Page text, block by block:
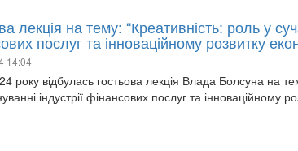
лекція на тему: “Креативність: роль у
послуг та інноваційному розвитку
14:04
року відбулась гостьова лекція Влада Болсуна на
індустрії фінансових послуг та інноваційному